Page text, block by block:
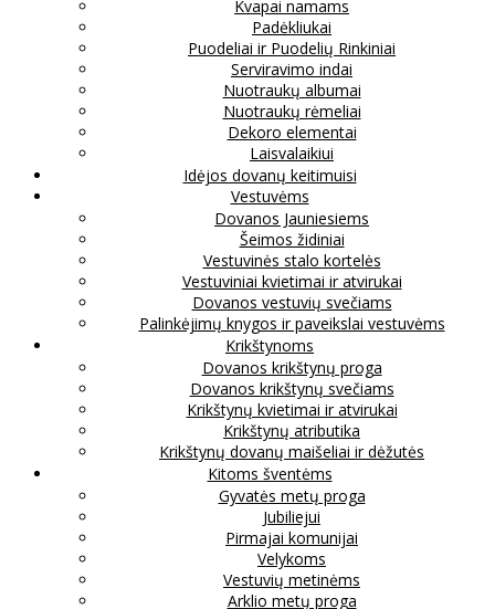
Kvapai namams
Padėkliukai
Puodeliai ir Puodelių Rinkiniai
Serviravimo indai
Nuotraukų albumai
Nuotraukų rėmeliai
Dekoro elementai
Laisvalaikiui
Idėjos dovanų keitimuisi
Vestuvėms
Dovanos Jauniesiems
Šeimos židiniai
Vestuvinės stalo kortelės
Vestuviniai kvietimai ir atvirukai
Dovanos vestuvių svečiams
Palinkėjimų knygos ir paveikslai vestuvėms
Krikštynoms
Dovanos krikštynų proga
Dovanos krikštynų svečiams
Krikštynų kvietimai ir atvirukai
Krikštynų atributika
Krikštynų dovanų maišeliai ir dėžutės
Kitoms šventėms
Gyvatės metų proga
Jubiliejui
Pirmajai komunijai
Velykoms
Vestuvių metinėms
Arklio metų proga